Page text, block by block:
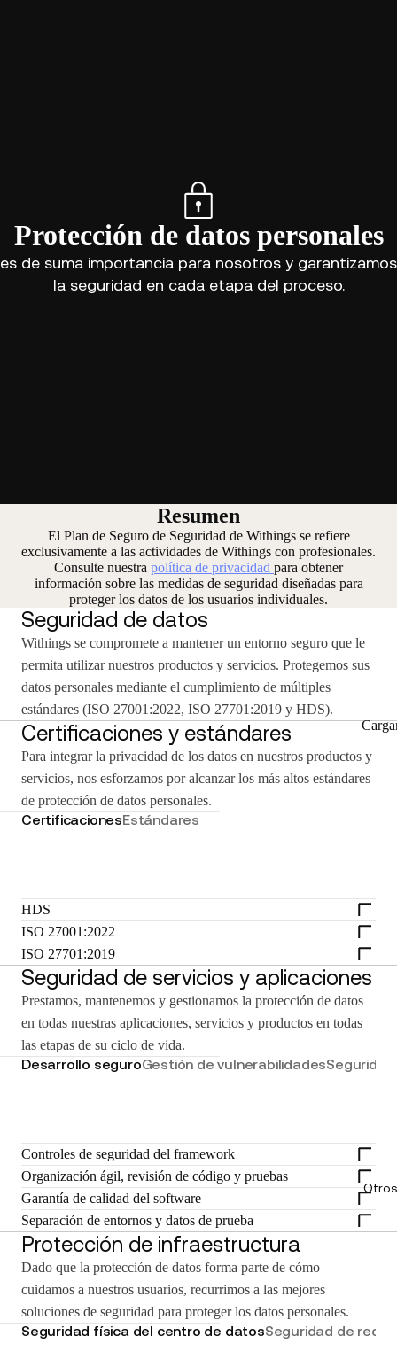
Protección de datos personales
es de suma importancia para nosotros y garantizamos
la seguridad en cada etapa del proceso.
Resumen
El Plan de Seguro de Seguridad de Withings se refiere
exclusivamente a las actividades de Withings con profesionales.
Consulte nuestra política de privacidad para obtener
información sobre las medidas de seguridad diseñadas para
proteger los datos de los usuarios individuales.
Seguridad de datos
Withings se compromete a mantener un entorno seguro que le
permita utilizar nuestros productos y servicios. Protegemos sus
datos personales mediante el cumplimiento de múltiples
estándares (ISO 27001:2022, ISO 27701:2019 y HDS).
Certificaciones y estándares
Para integrar la privacidad de los datos en nuestros productos y
servicios, nos esforzamos por alcanzar los más altos estándares
de protección de datos personales.
CertificacionesEstándares
HDS
ISO 27001:2022
ISO 27701:2019
Seguridad de servicios y aplicaciones
Prestamos, mantenemos y gestionamos la protección de datos
en todas nuestras aplicaciones, servicios y productos en todas
las etapas de su ciclo de vida.
Desarrollo seguroGestión de vulnerabilidades
Controles de seguridad del framework
Organización ágil, revisión de código y pruebas
Garantía de calidad del software
Separación de entornos y datos de prueba
Protección de infraestructura
Dado que la protección de datos forma parte de cómo
cuidamos a nuestros usuarios, recurrimos a las mejores
soluciones de seguridad para proteger los datos personales.
Seguridad física del centro de datosSeguridad de redes